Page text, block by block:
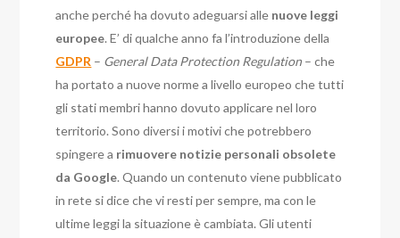
anche perché ha dovuto adeguarsi alle nuove leggi
europee. E’ di qualche anno fa l’introduzione della
GDPR – General Data Protection Regulation – che
ha portato a nuove norme a livello europeo che tutti
gli stati membri hanno dovuto applicare nel loro
territorio. Sono diversi i motivi che potrebbero
spingere a rimuovere notizie personali obsolete
da Google. Quando un contenuto viene pubblicato
in rete si dice che vi resti per sempre, ma con le
ultime leggi la situazione è cambiata. Gli utenti